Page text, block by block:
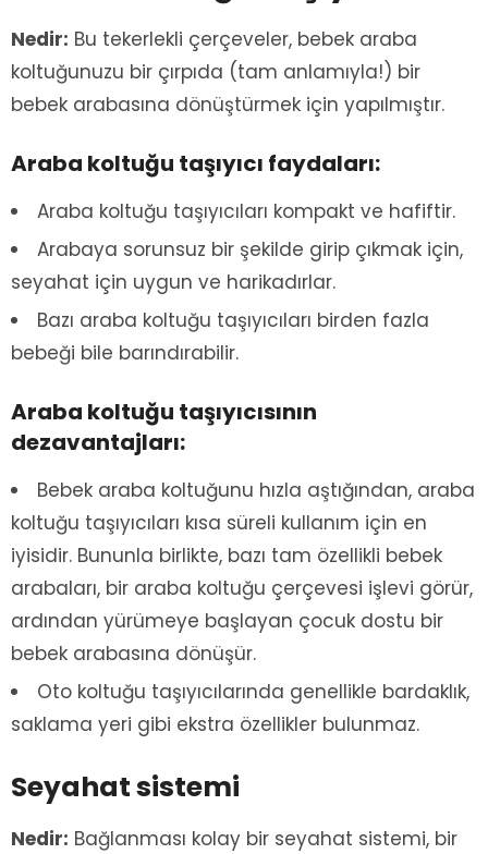
Nedir: Bu tekerlekli çerçeveler, bebek araba
koltuğunuzu bir çırpıda (tam anlamıyla!) bir
bebek arabasına dönüştürmek için yapılmıştır.
Araba koltuğu taşıyıcı faydaları:
Araba koltuğu taşıyıcıları kompakt ve hafiftir.
Arabaya sorunsuz bir şekilde girip çıkmak için,
seyahat için uygun ve harikadırlar.
Bazı araba koltuğu taşıyıcıları birden fazla
bebeği bile barındırabilir.
Araba koltuğu taşıyıcısının
dezavantajları:
Bebek araba koltuğunu hızla aştığından, araba
koltuğu taşıyıcıları kısa süreli kullanım için en
iyisidir. Bununla birlikte, bazı tam özellikli bebek
arabaları, bir araba koltuğu çerçevesi işlevi görür,
ardından yürümeye başlayan çocuk dostu bir
bebek arabasına dönüşür.
Oto koltuğu taşıyıcılarında genellikle bardaklık,
saklama yeri gibi ekstra özellikler bulunmaz.
Seyahat sistemi
Nedir: Bağlanması kolay bir seyahat sistemi, bir